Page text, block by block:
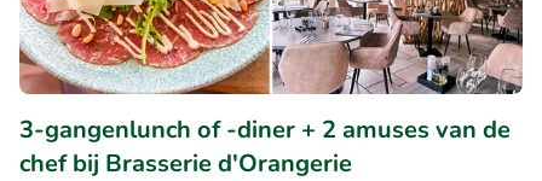
3-gangenlunch of -diner + 2 amuses van de
chef bij Brasserie d'Orangerie